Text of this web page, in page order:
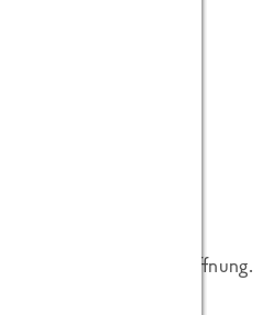
eine Einladung zur Eröffnung.